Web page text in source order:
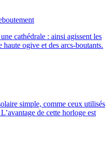
cathédrale : ainsi agissent les
ogive et des arcs-boutants.
simple, comme ceux utilisés
de cette horloge est